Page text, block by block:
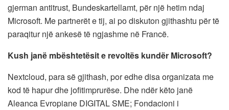
gjerman antitrust, Bundeskartellamt, për një hetim ndaj
Microsoft. Me partnerët e tij, ai po diskuton gjithashtu për të
paraqitur një ankesë të ngjashme në Francë.
Kush janë mbështetësit e revoltës kundër Microsoft?
Nextcloud, para së gjithash, por edhe disa organizata me
kod të hapur dhe jofitimprurëse. Dhe ndër këto janë
Aleanca Evropiane DIGITAL SME; Fondacioni i